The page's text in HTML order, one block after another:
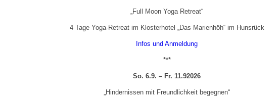
„Full Moon Yoga Retreat“
4 Tage Yoga-Retreat im Klosterhotel „Das Marienhöh“ im Hunsrück
Infos und Anmeldung
***
So. 6.9. – Fr. 11.92026
„Hindernissen mit Freundlichkeit begegnen“